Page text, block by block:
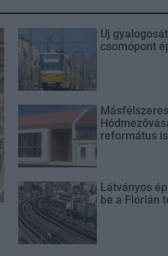
Új
csomópont
református
Látványos
be a Flórián